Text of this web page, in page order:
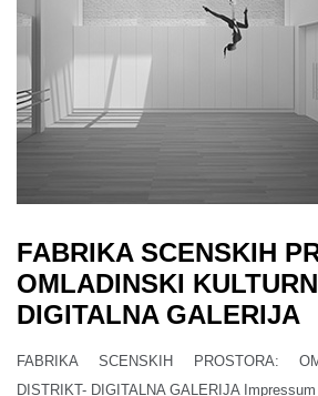
FABRIKA SCENSKIH
OMLADINSKI
DIGITALNA GALERIJA
FABRIKA SCENSKIH PROSTORA:
DISTRIKT- DIGITALNA GALERIJA